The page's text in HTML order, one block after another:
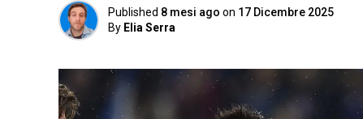
Published 8 mesi ago on 17 Dicembre 2025
By Elia Serra